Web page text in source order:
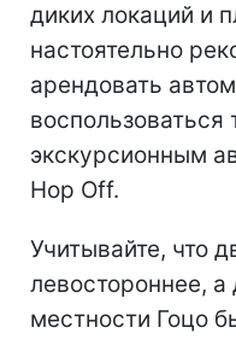
диких локаций и
настоятельно
арендовать
воспользоваться
экскурсионным
Hop Off.
Учитывайте, что
левостороннее, а
местности Гоцо